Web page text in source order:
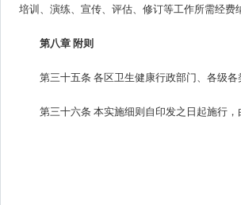
培训、演练、宣传、评估、修订等工作所需经费
第八章 附则
第三十五条 各区卫生健康行政部门、各级
第三十六条 本实施细则自印发之日起施行